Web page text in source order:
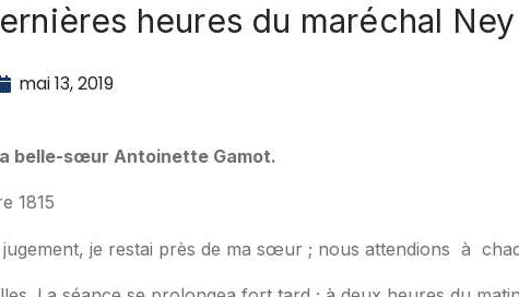
heures du maréchal Ney
mai 13, 2019
belle-sœur Antoinette Gamot.
1815
je restai près de ma sœur ; nous attendions à